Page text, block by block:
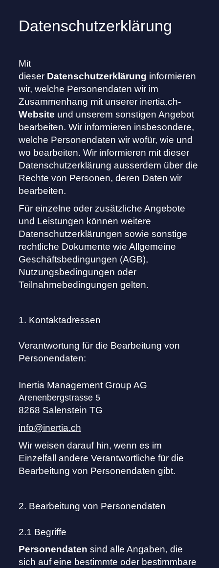
Datenschutzerklärung
Mit
dieser Datenschutzerklärung informieren
wir, welche Personendaten wir im
Zusammenhang mit unserer inertia.ch-
Website und unserem sonstigen Angebot
bearbeiten. Wir informieren insbesondere,
welche Personendaten wir wofür, wie und
wo bearbeiten. Wir informieren mit dieser
Datenschutzerklärung ausserdem über die
Rechte von Personen, deren Daten wir
bearbeiten.
Für einzelne oder zusätzliche Angebote
und Leistungen können weitere
Datenschutzerklärungen sowie sonstige
rechtliche Dokumente wie Allgemeine
Geschäftsbedingungen (AGB),
Nutzungsbedingungen oder
Teilnahmebedingungen gelten.
1. Kontaktadressen
Verantwortung für die Bearbeitung von
Personendaten:
Inertia Management Group AG
Arenenbergstrasse 5
8268 Salenstein TG
info@inertia.ch
Wir weisen darauf hin, wenn es im
Einzelfall andere Verantwortliche für die
Bearbeitung von Personendaten gibt.
2. Bearbeitung von Personendaten
2.1 Begriffe
Personendaten sind alle Angaben, die
sich auf eine bestimmte oder bestimmbare